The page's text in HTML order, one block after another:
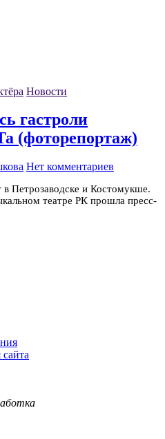
Новости
гастроли
(фоторепортаж)
Нет комментариев
в Петрозаводске и Костомукше.
театре РК прошла пресс-